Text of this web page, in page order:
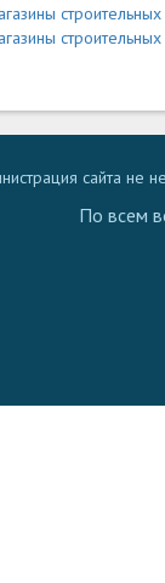
сайта не
По всем